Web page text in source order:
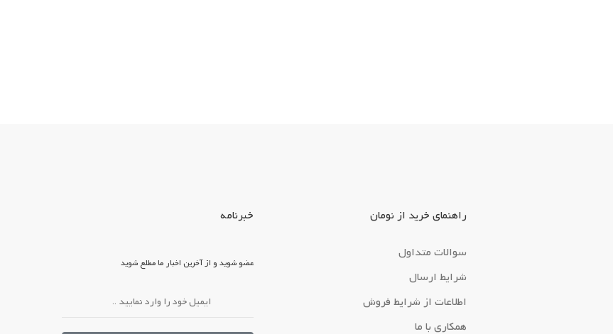
خبرنامه
عضو شوید و از آخرین اخبار ما مطلع شوید
راهنمای خرید از نومان
سوالات متداول
شرایط ارسال
اطلاعات از شرایط فروش
همکاری با ما